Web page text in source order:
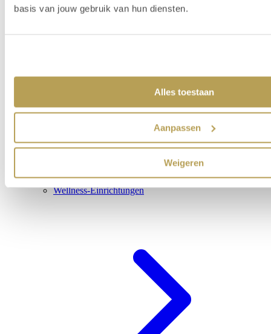
basis van jouw gebruik van hun diensten.
Alles toestaan
Aanpassen
Weigeren
Wellness-Einrichtungen